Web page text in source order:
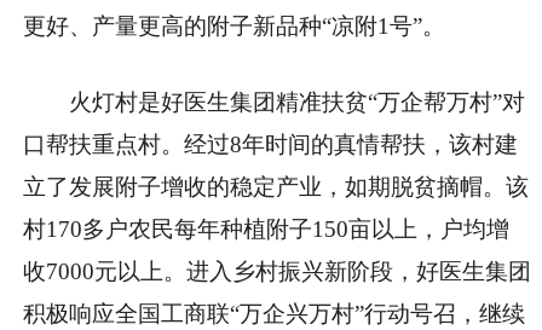
更好、产量更高的附子新品种“凉附1号”。
火灯村是好医生集团精准扶贫“万企帮万村”对
口帮扶重点村。经过8年时间的真情帮扶，该村建
立了发展附子增收的稳定产业，如期脱贫摘帽。该
村170多户农民每年种植附子150亩以上，户均增
收7000元以上。进入乡村振兴新阶段，好医生集团
积极响应全国工商联“万企兴万村”行动号召，继续